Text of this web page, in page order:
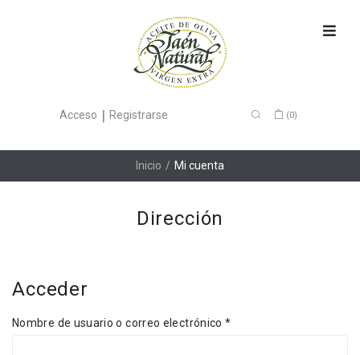
Acceso | Registrarse (0)
Inicio / Mi cuenta
Dirección
Acceder
Nombre de usuario o correo electrónico*